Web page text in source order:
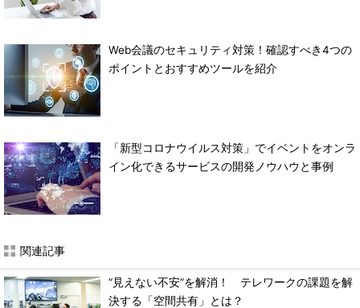
Web会議のセキュリティ対策！確認すべき4つの
ポイントとおすすめツールを紹介
「新型コロナウイルス対策」でイベントをオンラ
イン化できるサービスの開発ノウハウと事例
関連記事
“見えない不安”を解消！ テレワークの課題を解
決する「空間共有」とは？